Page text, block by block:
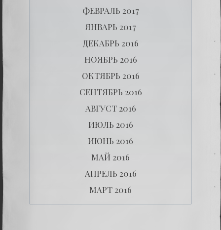
ФЕВРАЛЬ 2017
ЯНВАРЬ 2017
ДЕКАБРЬ 2016
НОЯБРЬ 2016
ОКТЯБРЬ 2016
СЕНТЯБРЬ 2016
АВГУСТ 2016
ИЮЛЬ 2016
ИЮНЬ 2016
МАЙ 2016
АПРЕЛЬ 2016
МАРТ 2016